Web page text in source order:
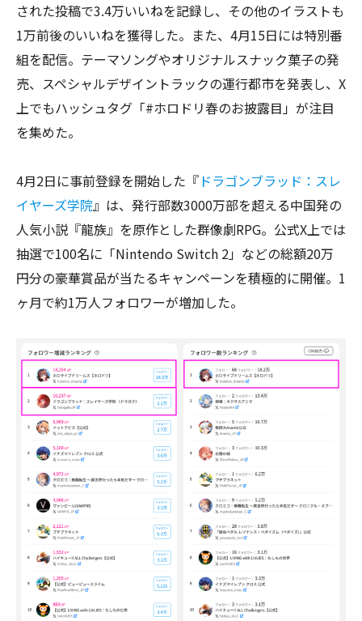
された投稿で3.4万いいねを記録し、その他のイラストも
1万前後のいいねを獲得した。また、4月15日には特別番
組を配信。テーマソングやオリジナルスナック菓子の発
売、スペシャルデザイントラックの運行都市を発表し、X
上でもハッシュタグ「#ホロドリ春のお披露目」が注目
を集めた。
4月2日に事前登録を開始した『ドラゴンブラッド：スレ
イヤーズ学院』は、発行部数3000万部を超える中国発の
人気小説『龍族』を原作とした群像劇RPG。公式X上では
抽選で100名に「Nintendo Switch 2」などの総額20万
円分の豪華賞品が当たるキャンペーンを積極的に開催。1
ヶ月で約1万人フォロワーが増加した。